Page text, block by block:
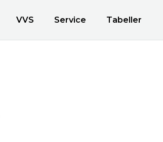
VVS Service Tabeller